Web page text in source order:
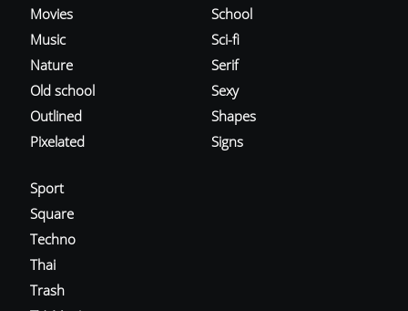
Movies
Music
Nature
Old school
Outlined
Pixelated
School
Sci-fi
Serif
Sexy
Shapes
Signs
Sport
Square
Techno
Thai
Trash